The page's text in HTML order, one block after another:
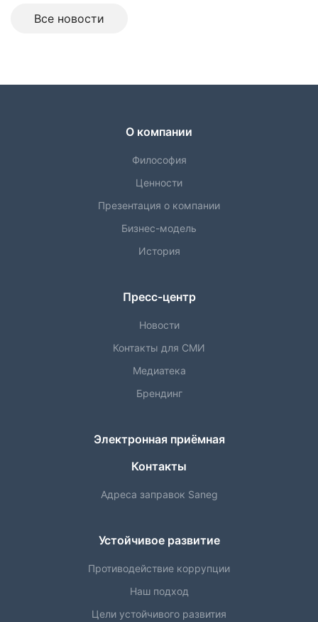
Все новоcти
О компании
Философия
Ценности
Презентация о компании
Бизнес-модель
История
Пресс-центр
Новости
Контакты для СМИ
Медиатека
Брендинг
Электронная приёмная
Контакты
Адреса заправок Saneg
Устойчивое развитие
Противодействие коррупции
Наш подход
Цели устойчивого развития